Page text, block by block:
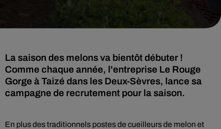
La saison des melons va bientôt débuter !
Comme chaque année, l'entreprise Le Rouge
Gorge à Taizé dans les Deux-Sèvres, lance sa
campagne de recrutement pour la saison.
En plus des traditionnels postes de cueilleurs de melon et